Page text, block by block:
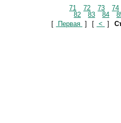
71 72 73
74
82
83 84
[
Первая ] [ < ]